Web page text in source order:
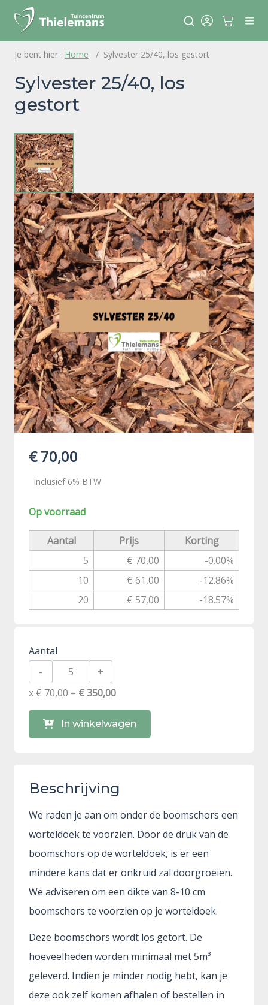
Home Sylvester 25/40, los gestort
Sylvester 25/40, los
gestort
€ 70,00
Inclusief 6% BTW
Op voorraad
Aantal Prijs
Korting
5
€ 70,00
-0.00%
10
€ 61,00
-12.86%
20
€ 57,00 -18.57%
Aantal
-
+
x € 70,00 = € 350,00
In winkelwagen
Beschrijving
We raden je aan om onder de boomschors een
worteldoek te voorzien. Door de druk van de
boomschors op de worteldoek, is er een
mindere kans dat er onkruid zal doorgroeien.
We adviseren om een dikte van 8-10 cm
boomschors te voorzien op je worteldoek.
Deze boomschors wordt los getort. De
hoeveelheden worden minimaal met 5m³
geleverd. Indien je minder nodig hebt, kan je
deze ook zelf komen afhalen of bestellen in